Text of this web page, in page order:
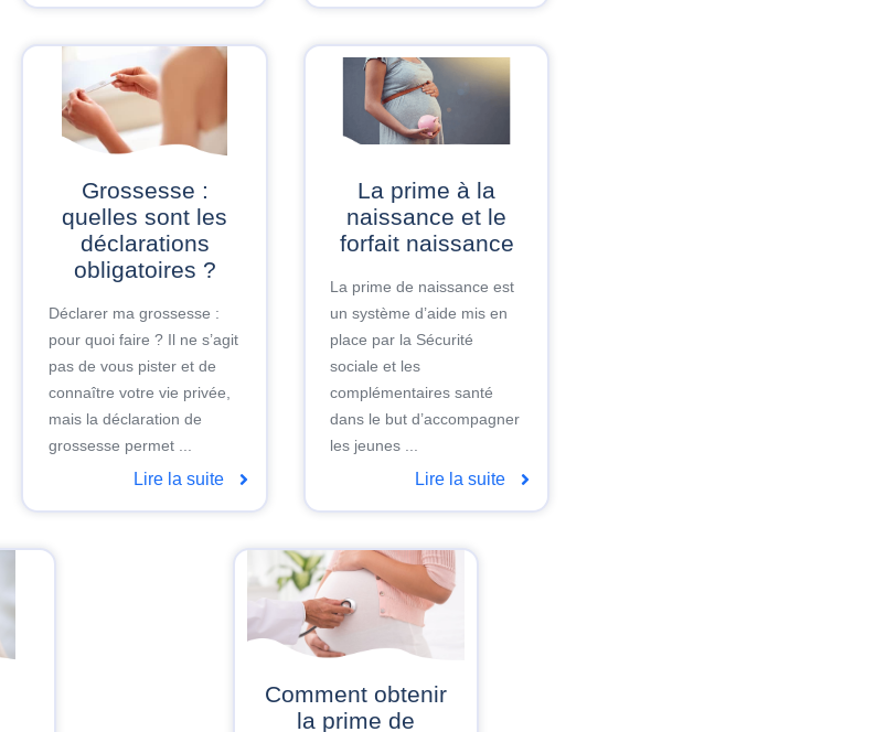
Grossesse :
quelles sont les
déclarations
obligatoires ?
Déclarer ma grossesse :
pour quoi faire ? Il ne s’agit
pas de vous pister et de
connaître votre vie privée,
mais la déclaration de
grossesse permet ...
Lire la suite
La prime à la
naissance et le
forfait naissance
La prime de naissance est
un système d’aide mis en
place par la Sécurité
sociale et les
complémentaires santé
dans le but d’accompagner
les jeunes ...
Lire la suite
Comment obtenir
la prime de